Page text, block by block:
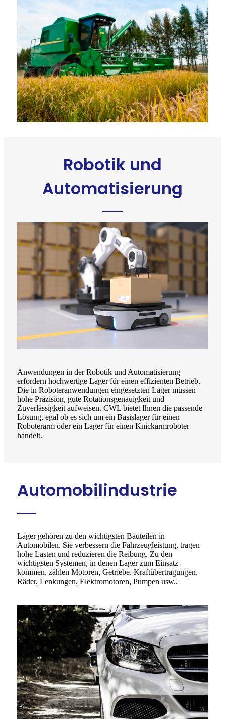
Robotik und
Automatisierung
Anwendungen in der Robotik und Automatisierung
erfordern hochwertige Lager für einen effizienten Betrieb.
Die in Roboteranwendungen eingesetzten Lager müssen
hohe Präzision, gute Rotationsgenauigkeit und
Zuverlässigkeit aufweisen. CWL bietet Ihnen die passende
Lösung, egal ob es sich um ein Basislager für einen
Roboterarm oder ein Lager für einen Knickarmroboter
handelt.
Automobilindustrie
Lager gehören zu den wichtigsten Bauteilen in
Automobilen. Sie verbessern die Fahrzeugleistung, tragen
hohe Lasten und reduzieren die Reibung. Zu den
wichtigsten Systemen, in denen Lager zum Einsatz
kommen, zählen Motoren, Getriebe, Kraftübertragungen,
Räder, Lenkungen, Elektromotoren, Pumpen usw..